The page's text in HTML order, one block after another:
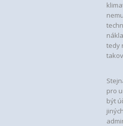
tedy
pro
být